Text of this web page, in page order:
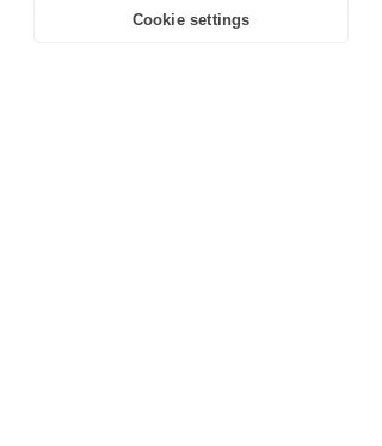
Download the Swedish Report
read more about our data processing
Cookie settings